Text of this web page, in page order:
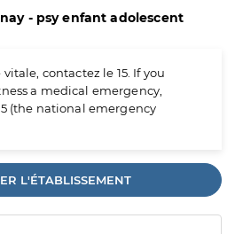
- psy enfant adolescent
contactez le 15. If you
a medical emergency,
(the national emergency
L'ÉTABLISSEMENT